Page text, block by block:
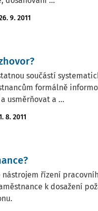
9. 2011
součástí
formálně
usměrňovat a ...
8. 2011
řízení
k dosažení